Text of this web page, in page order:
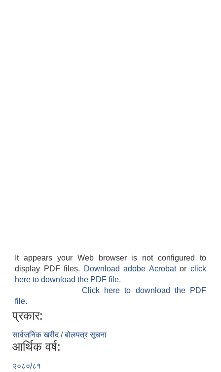
It appears your Web browser is not configured to
display PDF files.
Download adobe Acrobatorclick
here to download the PDF file.
Click here to download the PDF
file.
प्रकार:
सार्वजनिक खरीद / बोलपत्र सूचना
आर्थिक वर्ष:
२०८०/८१